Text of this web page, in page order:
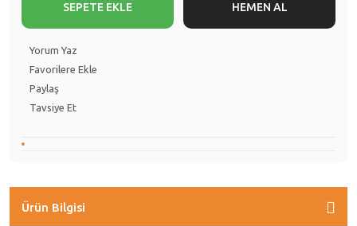
SEPETE EKLE HEMEN AL
Yorum Yaz
Paylaş
Tavsiye Et
Ürün Bilgisi